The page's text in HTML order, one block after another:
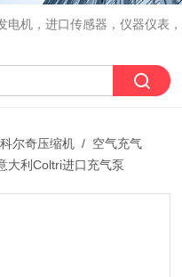
电机，进口传感器，仪器仪表
科尔奇压缩机 / 空气充气
大利Coltri进口充气泵